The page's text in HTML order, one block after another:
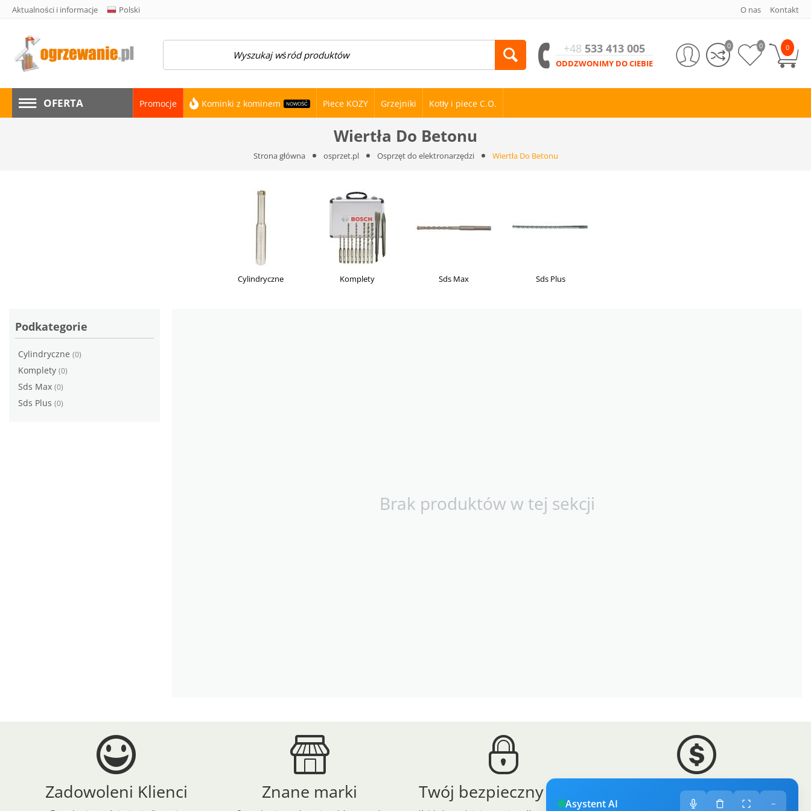
Aktualności i informacje Polski O nas Kontakt
+48 533 413 005
ODDZWONIMY DO CIEBIE
0
0 0
OFERTA Promocje Kominki z kominem NOWOŚĆ Piece KOZY Grzejniki Kotły i piece C.O.
Wiertła Do Betonu
Strona główna osprzet.pl Osprzęt do elektronarzędzi Wiertła Do Betonu
Cylindryczne Komplety Sds Max Sds Plus
Podkategorie
Cylindryczne (0)
Komplety (0)
Sds Max (0)
Sds Plus (0)
menu
Brak produktów w tej sekcji
Zadowoleni Klienci Znane marki Twój bezpieczny sklep Zróżnicowane towary
Asystent AI −